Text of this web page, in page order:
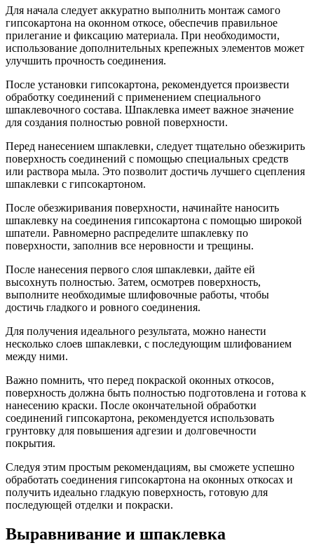
Для начала следует аккуратно выполнить монтаж самого
гипсокартона на оконном откосе, обеспечив правильное
прилегание и фиксацию материала. При необходимости,
использование дополнительных крепежных элементов может
улучшить прочность соединения.
После установки гипсокартона, рекомендуется произвести
обработку соединений с применением специального
шпаклевочного состава. Шпаклевка имеет важное значение
для создания полностью ровной поверхности.
Перед нанесением шпаклевки, следует тщательно обезжирить
поверхность соединений с помощью специальных средств
или раствора мыла. Это позволит достичь лучшего сцепления
шпаклевки с гипсокартоном.
После обезжиривания поверхности, начинайте наносить
шпаклевку на соединения гипсокартона с помощью широкой
шпатели. Равномерно распределите шпаклевку по
поверхности, заполнив все неровности и трещины.
После нанесения первого слоя шпаклевки, дайте ей
высохнуть полностью. Затем, осмотрев поверхность,
выполните необходимые шлифовочные работы, чтобы
достичь гладкого и ровного соединения.
Для получения идеального результата, можно нанести
несколько слоев шпаклевки, с последующим шлифованием
между ними.
Важно помнить, что перед покраской оконных откосов,
поверхность должна быть полностью подготовлена и готова к
нанесению краски. После окончательной обработки
соединений гипсокартона, рекомендуется использовать
грунтовку для повышения адгезии и долговечности
покрытия.
Следуя этим простым рекомендациям, вы сможете успешно
обработать соединения гипсокартона на оконных откосах и
получить идеально гладкую поверхность, готовую для
последующей отделки и покраски.
Выравнивание и шпаклевка